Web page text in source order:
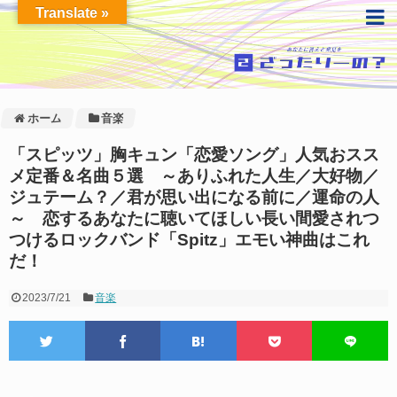
ホーム 音楽
「スピッツ」胸キュン「恋愛ソング」人気おスス
メ定番＆名曲５選 ～ありふれた人生／大好物／
ジュテーム？／君が思い出になる前に／運命の人
～ 恋するあなたに聴いてほしい長い間愛されつ
つけるロックバンド「Spitz」エモい神曲はこれ
だ！
2023/7/21 音楽
Translate »